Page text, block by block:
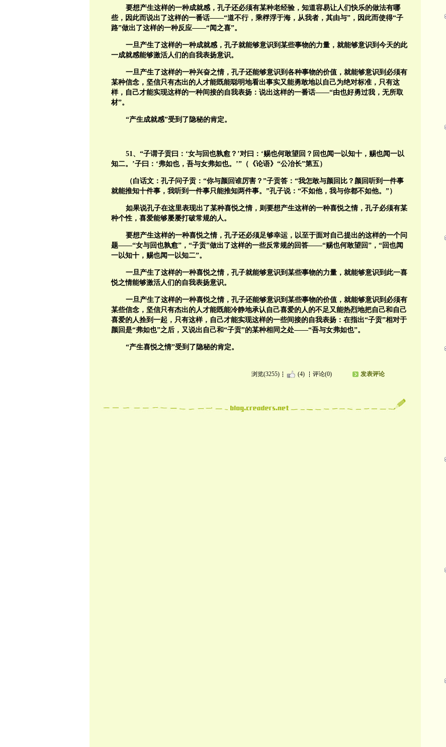
要想产生这样的一种成就感，孔子还必须有某种老经验，知道容易让人们快乐的做法有哪
些，因此而说出了这样的一番话——“道不行，乘桴浮于海，从我者，其由与”，因此而使得“子
路”做出了这样的一种反应——“闻之喜”。
一旦产生了这样的一种成就感，孔子就能够意识到某些事物的力量，就能够意识到今天的此
一成就感能够激活人们的自我表扬意识。
一旦产生了这样的一种兴奋之情，孔子还能够意识到各种事物的价值，就能够意识到必须有
某种信念，坚信只有杰出的人才能既能聪明地看出事实又能勇敢地以自己为绝对标准，只有这
样，自己才能实现这样的一种间接的自我表扬：说出这样的一番话——“由也好勇过我，无所取
材”。
“产生成就感”受到了隐秘的肯定。
51、“子谓子贡曰：‘女与回也孰愈？’对曰：‘赐也何敢望回？回也闻一以知十，赐也闻一以
知二。’子曰：‘弗如也，吾与女弗如也。’”（《论语》“公冶长”第五）
（白话文：孔子问子贡：“你与颜回谁厉害？”子贡答：“我怎敢与颜回比？颜回听到一件事
就能推知十件事，我听到一件事只能推知两件事。”孔子说：“不如他，我与你都不如他。”）
如果说孔子在这里表现出了某种喜悦之情，则要想产生这样的一种喜悦之情，孔子必须有某
种个性，喜爱能够屡屡打破常规的人。
要想产生这样的一种喜悦之情，孔子还必须足够幸运，以至于面对自己提出的这样的一个问
题——“女与回也孰愈”，“子贡”做出了这样的一些反常规的回答——“赐也何敢望回”，“回也闻
一以知十，赐也闻一以知二”。
一旦产生了这样的一种喜悦之情，孔子就能够意识到某些事物的力量，就能够意识到此一喜
悦之情能够激活人们的自我表扬意识。
一旦产生了这样的一种喜悦之情，孔子还能够意识到某些事物的价值，就能够意识到必须有
某些信念，坚信只有杰出的人才能既能冷静地承认自己喜爱的人的不足又能热烈地把自己和自己
喜爱的人拴到一起，只有这样，自己才能实现这样的一些间接的自我表扬：在指出“子贡”相对于
颜回是“弗如也”之后，又说出自己和“子贡”的某种相同之处——“吾与女弗如也”。
“产生喜悦之情”受到了隐秘的肯定。
浏览(3255) (4) 评论(0) 发表评论